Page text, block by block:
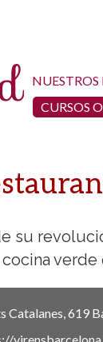
CURSOS
su
Catalanes, 619